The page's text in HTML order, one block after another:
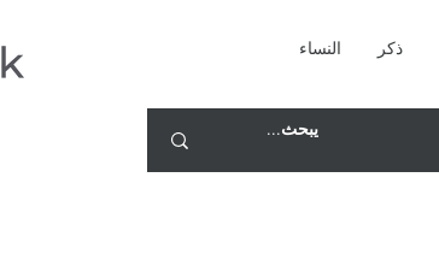
النساء ذكر